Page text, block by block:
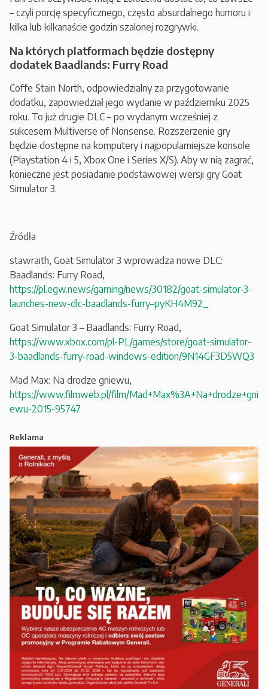
– czyli porcję specyficznego, często absurdalnego humoru i
kilka lub kilkanaście godzin szalonej rozgrywki.
Na których platformach będzie dostępny
dodatek Baadlands: Furry Road
Coffe Stain North, odpowiedzialny za przygotowanie
dodatku, zapowiedział jego wydanie w październiku 2025
roku. To już drugie DLC – po wydanym wcześniej z
sukcesem Multiverse of Nonsense. Rozszerzenie gry
będzie dostępne na komputery i najpopularniejsze konsole
(Playstation 4 i 5, Xbox One i Series X/S). Aby w nią zagrać,
konieczne jest posiadanie podstawowej wersji gry Goat
Simulator 3.
Źródła
stawraith, Goat Simulator 3 wprowadza nowe DLC:
Baadlands: Furry Road,
https://pl.egw.news/gaming/news/30182/goat-simulator-3-
launches-new-dlc-baadlands-furry–pyKH4M92_
Goat Simulator 3 – Baadlands: Furry Road,
https://www.xbox.com/pl-PL/games/store/goat-simulator-
3-baadlands-furry-road-windows-edition/9N14GF3D5WQ3
Mad Max: Na drodze gniewu,
https://www.filmweb.pl/film/Mad+Max%3A+Na+drodze+gni
ewu-2015-95747
Reklama